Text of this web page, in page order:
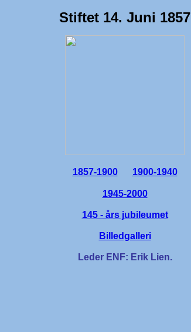
Stiftet 14. Juni 1857
1857-1900 1900-1940
1945-2000
145 - års jubileumet
Billedgalleri
Leder ENF: Erik Lien.